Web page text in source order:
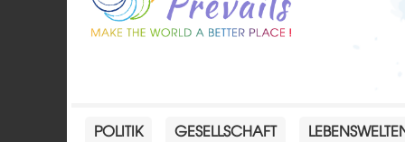
POLITIK GESELLSCHAFT